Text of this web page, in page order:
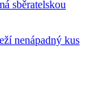
sběratelskou
nenápadný kus